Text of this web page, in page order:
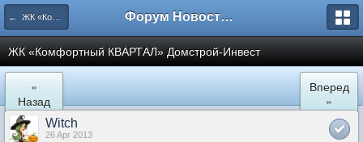
← ЖК «Комфортный КВАРТАЛ» Форум Новостройки
ЖК «Комфортный КВАРТАЛ» Домстрой-Инвест
«
Назад
Вперед
»
Witch
26 Apr 2013